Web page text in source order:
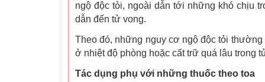
ngộ độc tỏi, ngoài dẫn tới những khó chịu
dẫn đến tử vong.
Theo đó, những nguy cơ ngộ độc tỏi
ở nhiệt độ phòng hoặc cất trữ quá lâu trong
Tác dụng phụ với những thuốc theo toa